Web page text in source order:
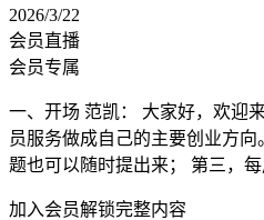
2026/3/22
会员直播
会员专属
一、开场 范凯： 大家好，欢迎
员服务做成自己的主要创业方
题也可以随时提出来； 第三，
加入会员解锁完整内容